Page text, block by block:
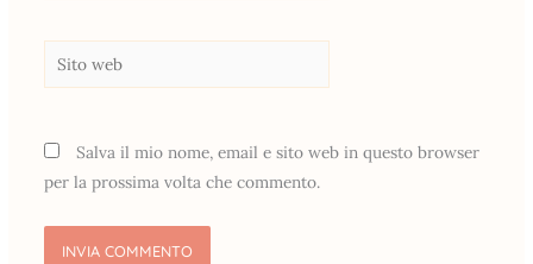
web
Salva il mio nome, email e sito web in questo browser
per la prossima volta che commento.